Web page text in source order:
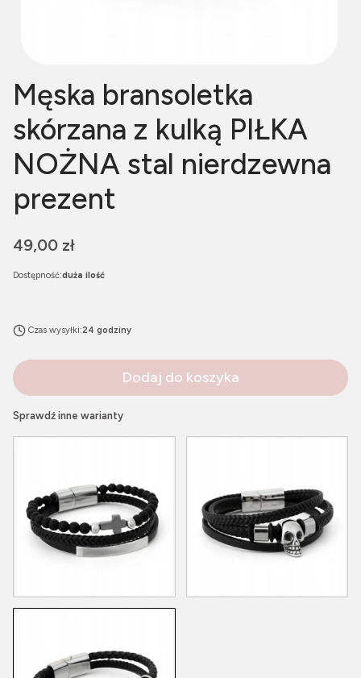
Męska bransoletka
skórzana z kulką PIŁKA
NOŻNA stal nierdzewna
prezent
Cena
49,00 zł
Dostępność:duża ilość
Czas wysyłki:24 godziny
Dodaj do koszyka
Sprawdź inne warianty